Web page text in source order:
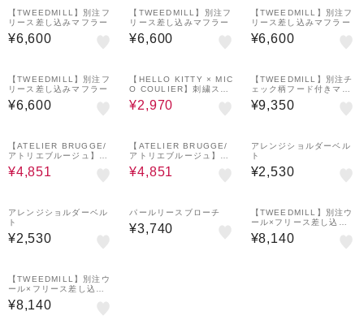
【TWEEDMILL】別注フ
リース差し込みマフラー
¥6,600
【TWEEDMILL】別注フ
リース差し込みマフラー
¥6,600
【TWEEDMILL】別注フ
リース差し込みマフラー
¥6,600
【TWEEDMILL】別注フ
リース差し込みマフラー
¥6,600
【HELLO KITTY × MIC
O COULIER】刺繍スト
ール
¥2,970
【TWEEDMILL】別注チ
ェック柄フード付きマフ
ラー
¥9,350
【ATELIER BRUGGE/
アトリエブルージュ】カ
シミヤタッチストール
¥4,851
【ATELIER BRUGGE/
アトリエブルージュ】カ
シミヤタッチストール
¥4,851
アレンジショルダーベル
ト
¥2,530
アレンジショルダーベル
ト
¥2,530
パールリースブローチ
¥3,740
【TWEEDMILL】別注ウ
ール×フリース差し込み
マフラー
¥8,140
【TWEEDMILL】別注ウ
ール×フリース差し込み
マフラー
¥8,140